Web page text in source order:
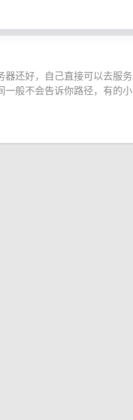
器还好，自己直接可以去服务
一般不会告诉你路径，有的小